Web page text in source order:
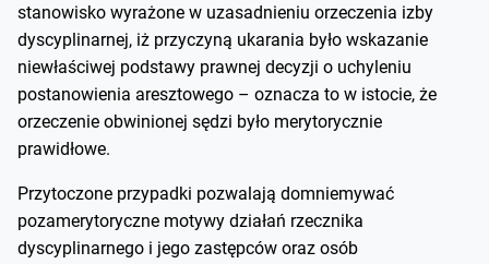
stanowisko wyrażone w uzasadnieniu orzeczenia izby
dyscyplinarnej, iż przyczyną ukarania było wskazanie
niewłaściwej podstawy prawnej decyzji o uchyleniu
postanowienia aresztowego – oznacza to w istocie, że
orzeczenie obwinionej sędzi było merytorycznie
prawidłowe.
Przytoczone przypadki pozwalają domniemywać
pozamerytoryczne motywy działań rzecznika
dyscyplinarnego i jego zastępców oraz osób